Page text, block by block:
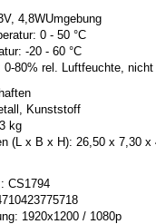
4,8WUmgebung
0 - 50 °C
-20 - 60 °C
0-80% rel. Luftfeuchte, nicht
Kunststoff
kg
(L x B x H): 26,50 x 7,30 x
CS1794
1920x1200 / 1080p